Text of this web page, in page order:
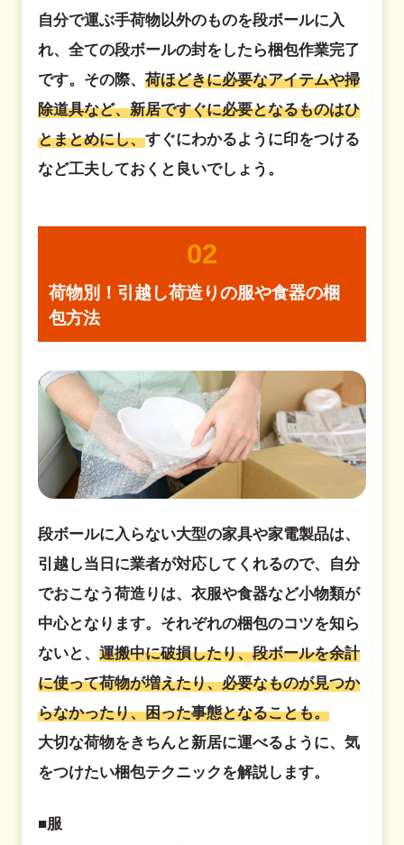
自分で運ぶ手荷物以外のものを段ボールに入
れ、全ての段ボールの封をしたら梱包作業完了
です。その際、 荷ほどきに必要なアイテムや掃
除道具など、新居ですぐに必要となるものはひ
とまとめにし、すぐにわかるように印をつける
など工夫しておくと良いでしょう。
02
荷物別！引越し荷造りの服や食器の梱
包方法
段ボールに入らない大型の家具や家電製品は、
引越し当日に業者が対応してくれるので、自分
でおこなう荷造りは、衣服や食器など小物類が
中心となります。それぞれの梱包のコツを知ら
ないと、 運搬中に破損したり、段ボールを余計
に使って荷物が増えたり、必要なものが見つか
らなかったり、困った事態となることも。
大切な荷物をきちんと新居に運べるように、気
をつけたい梱包テクニックを解説します。
■服